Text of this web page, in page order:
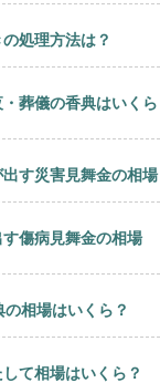
処理方法は？
葬儀の香典はいくら
す災害見舞金の相場
傷病見舞金の相場
相場はいくら？
て相場はいくら？